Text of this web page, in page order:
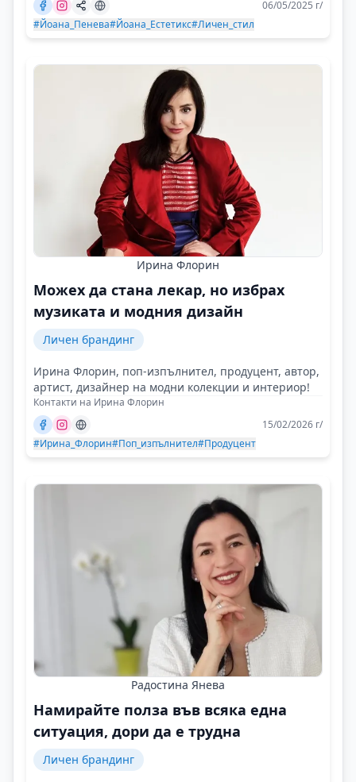
06/05/2025 г/
#Йоана_Пенева#Йоана_Естетикс#Личен_стил
Ирина Флорин
Можех да стана лекар, но избрах
музиката и модния дизайн
Личен брандинг
Ирина Флорин, поп-изпълнител, продуцент, автор,
артист, дизайнер на модни колекции и интериор!
Контакти на Ирина Флорин
15/02/2026 г/
#Ирина_Флорин#Поп_изпълнител#Продуцент
Радостина Янева
Намирайте полза във всяка една
ситуация, дори да е трудна
Личен брандинг